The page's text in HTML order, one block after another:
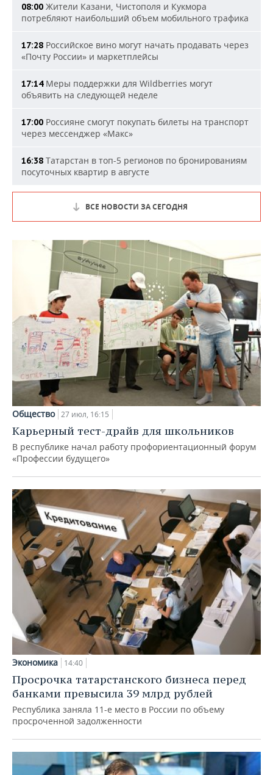
08:00 Жители Казани, Чистополя и Кукмора
потребляют наибольший объем мобильного трафика
17:28 Российское вино могут начать продавать через
«Почту России» и маркетплейсы
17:14Меры поддержки для Wildberries могут
объявить на следующей неделе
17:00 Россияне смогут покупать билеты на транспорт
через мессенджер «Макс»
16:38 Татарстан в топ-5 регионов по бронированиям
посуточных квартир в августе
ВСЕ НОВОСТИ ЗА СЕГОДНЯ
Общество 27 июл, 16:15
Карьерный тест-драйв для школьников
В республике начал работу профориентационный форум
«Профессии будущего»
Экономика 14:40
Просрочка татарстанского бизнеса перед
банками превысила 39 млрд рублей
Республика заняла 11-е место в России по объему
просроченной задолженности